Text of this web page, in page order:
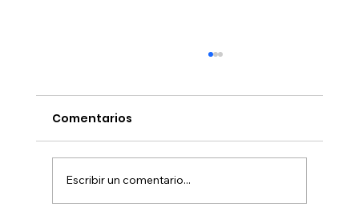
Comentarios
Escribir un comentario...